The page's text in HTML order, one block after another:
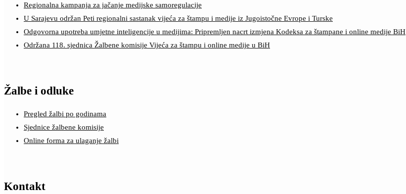
Regionalna kampanja za jačanje medijske samoregulacije
U Sarajevu održan Peti regionalni sastanak vijeća za štampu i medije iz Jugoistočne Evrope i Turske
Odgovorna upotreba umjetne inteligencije u medijima: Pripremljen nacrt izmjena Kodeksa za štampane i online medije BiH
Održana 118. sjednica Žalbene komisije Vijeća za štampu i online medije u BiH
Žalbe i odluke
Pregled žalbi po godinama
Sjednice žalbene komisije
Online forma za ulaganje žalbi
Kontakt